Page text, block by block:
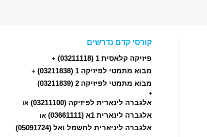
קורסי קדם נדרשים
פיזיקה קלאסית 1
(03211118)
+
מבוא מתמטי לפיזיקה 1 (03211838)
+
מבוא מתמטי לפיזיקה 2 (03211839)
+
אלגברה לינארית לפיזיקה (03211100) או
אלגברה לינארית 1א (03661111) או
אלגברה ליניארית לחשמל ואל (05091724)